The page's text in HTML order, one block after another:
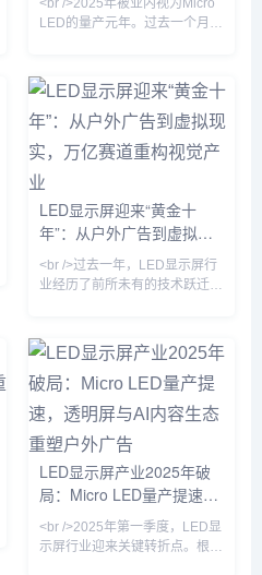
LED、COB（板上芯片封装）
等新技术的规
<br />2025年被业内视为Micro
LED的量产元年。过去一个月
99.99%，而利亚德在其北京工
厂正式启用了全球首条全自动巨
量转移产线，单班产能达到
3000片晶圆。这标志着困扰行
业十余年的“巨量转移”与“缺陷修
复”两大痛点首次在量产层面得
到解决。与此同时，京东方在成
都的Micro LED试验线成功点亮
了1.27英寸、3175PP
LED显示屏迎来“黄金十
年”：从户外广告到虚拟现
实，万亿赛道重构视觉产业
<br />过去一年，LED显示屏行
业经历了前所未有的技术跃迁。
元，年复合增长率保持在12%以
上。其中，Mini LED背光技术
加速渗透至高端电视、笔记本电
脑和车载显示领域，而Micro
LED则凭借其高亮度、低功耗和
超长寿命的优势，成为苹果、三
星、索尼等巨头竞相布局的下一
代显示技术。业内专家指出，随
着巨量转移良率突破99.9%，
Micr
LED显示屏产业2025年破
局：Micro LED量产提速，
透明屏与AI内容生态重塑户
外广告
<br />2025年第一季度，LED显
示屏行业迎来关键转折点。根据